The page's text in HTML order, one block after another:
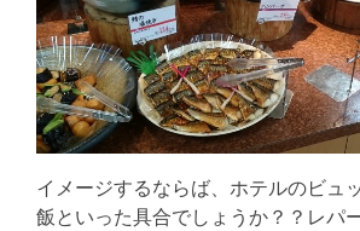
イメージするならば、ホテルのビュ
飯といった具合でしょうか？？レパ